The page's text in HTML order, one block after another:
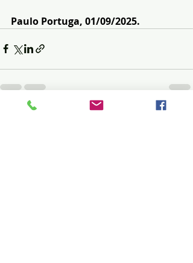
Paulo Portuga, 01/09/2025.